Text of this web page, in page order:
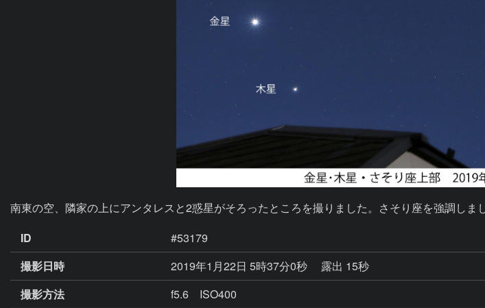
南東の空、隣家の上にアンタレスと2惑星がそろったところを撮りました。さそり座を強調しま
ID
#53179
撮影日時
2019年1月22日 5時37分0秒
露出 15秒
撮影方法
f5.6 ISO400